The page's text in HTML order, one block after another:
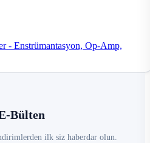
- Enstrümantasyon, Op-Amp,
Bülten
ilk siz haberdar olun.